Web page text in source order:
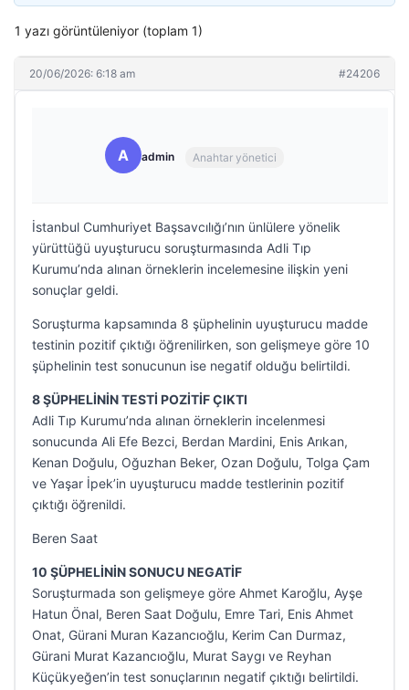
1 yazı görüntüleniyor (toplam 1)
20/06/2026: 6:18 am #24206
A admin Anahtar yönetici
İstanbul Cumhuriyet Başsavcılığı’nın ünlülere yönelik
yürüttüğü uyuşturucu soruşturmasında Adli Tıp
Kurumu’nda alınan örneklerin incelemesine ilişkin yeni
sonuçlar geldi.
Soruşturma kapsamında 8 şüphelinin uyuşturucu madde
testinin pozitif çıktığı öğrenilirken, son gelişmeye göre 10
şüphelinin test sonucunun ise negatif olduğu belirtildi.
8 ŞÜPHELİNİN TESTİ POZİTİF ÇIKTI
Adli Tıp Kurumu’nda alınan örneklerin incelenmesi
sonucunda Ali Efe Bezci, Berdan Mardini, Enis Arıkan,
Kenan Doğulu, Oğuzhan Beker, Ozan Doğulu, Tolga Çam
ve Yaşar İpek’in uyuşturucu madde testlerinin pozitif
çıktığı öğrenildi.
Beren Saat
10 ŞÜPHELİNİN SONUCU NEGATİF
Soruşturmada son gelişmeye göre Ahmet Karoğlu, Ayşe
Hatun Önal, Beren Saat Doğulu, Emre Tari, Enis Ahmet
Onat, Gürani Muran Kazancıoğlu, Kerim Can Durmaz,
Gürani Murat Kazancıoğlu, Murat Saygı ve Reyhan
Küçükyeğen’in test sonuçlarının negatif çıktığı belirtildi.